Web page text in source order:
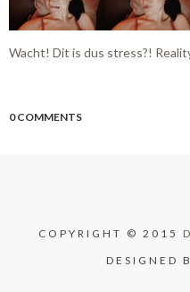
Wacht! Dit is dus stress?!
0 COMMENTS
COPYRIGHT © 2015
DESIGNED